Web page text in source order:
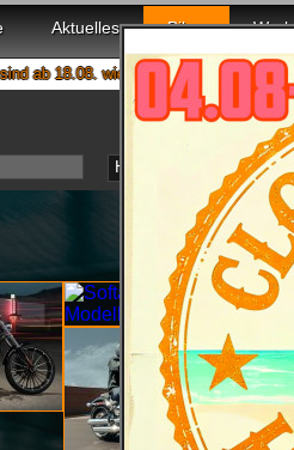
Aktuelles Bikes
mit voller Power für Euch da!
Softail
Hauptmerkmale